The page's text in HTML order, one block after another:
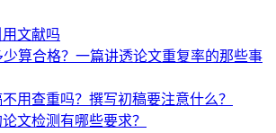
文献吗
算合格？一篇讲透论文重复率的那些事
用查重吗？撰写初稿要注意什么？
文检测有哪些要求？